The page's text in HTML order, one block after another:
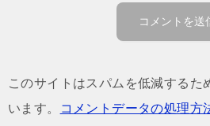
このサイトはスパムを低減するた
います。
コメントデータの処理方